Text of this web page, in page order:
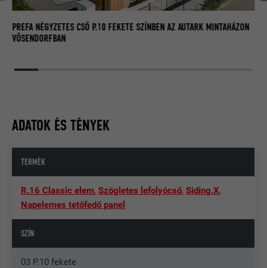
PREFA NÉGYZETES CSŐ P.10 FEKETE SZÍNBEN AZ AUTARK MINTAHÁZON
VÖSENDORFBAN
ADATOK ÉS TÉNYEK
TERMÉK
R.16 Classic elem,Szögletes lefolyócső,Siding.X,
Napelemes tetőfedő panel
SZÍN
03 P.10 fekete